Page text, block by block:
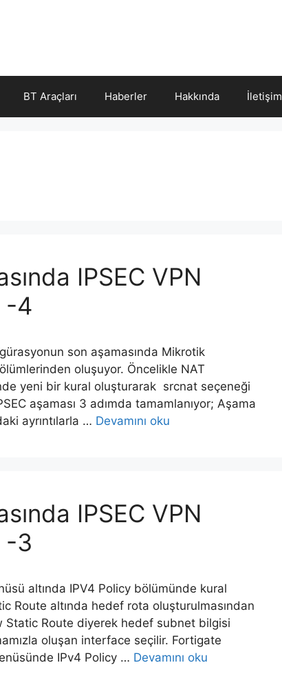
BT Araçları Haberler Hakkında İletişim
IPSEC VPN
-4
son aşamasında Mikrotik
oluşuyor. Öncelikle NAT
yeni bir kural oluşturarak srcnat seçeneği
aşaması 3 adımda tamamlanıyor; Aşama
ayrıntılarla … Devamını oku
IPSEC VPN
-3
altında IPV4 Policy bölümünde kural
Route altında hedef rota oluşturulmasından
Route diyerek hedef subnet bilgisi
oluşan interface seçilir. Fortigate
IPv4 Policy … Devamını oku